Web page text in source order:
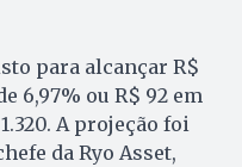
para alcançar R$
6,97% ou R$ 92 em
A projeção foi
da Ryo Asset,